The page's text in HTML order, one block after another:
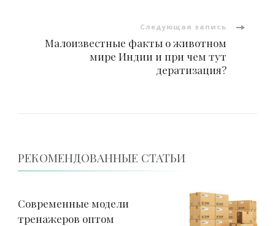
Следующая запись
Малоизвестные факты о животном
мире Индии и при чем тут
дератизация?
РЕКОМЕНДОВАННЫЕ СТАТЬИ
Современные модели
тренажеров оптом